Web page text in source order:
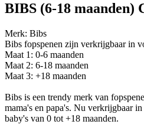
BIBS (6-18 maanden)
Merk: Bibs
Bibs fopspenen zijn verkrijgbaar in
Maat 1: 0-6 maanden
Maat 2: 6-18 maanden
Maat 3: +18 maanden
Bibs is een trendy merk van
mama's en papa's. Nu verkrijgbaar
baby's van 0 tot +18 maanden.